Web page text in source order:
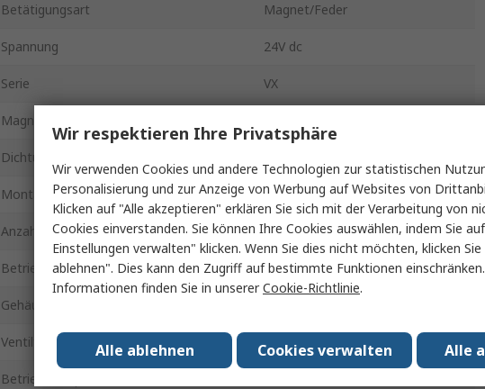
Betätigungsart Magnet/Feder
Spannung 24V dc
Serie VX
Magnetspulen-Typ
Dichtungsmaterial
Montageart Halterung
Anzahl der Anschlüsse 2
Betriebsdruck max. 1 Mpa
Gehäusematerial
Ventilfunktion 2/2
Betriebstemperatur min.
Wir respektieren Ihre Privatsphäre
Wir verwenden Cookies und andere Technologien zur statistischen
Personalisierung und zur Anzeige von Werbung auf Websites von
Klicken auf "Alle akzeptieren" erklären Sie sich mit der Verarbeitung von
Cookies einverstanden. Sie können Ihre Cookies auswählen, indem Sie
Einstellungen verwalten" klicken. Wenn Sie dies nicht möchten, klicken Sie
ablehnen". Dies kann den Zugriff auf bestimmte Funktionen
Informationen finden Sie in unsererCookie-Richtlinie.
Alle
Cookies verwalten
Alle ablehnen